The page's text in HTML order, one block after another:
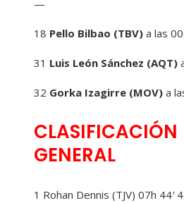
—
18 Pello Bilbao (TBV) a las
31 Luis León Sánchez (AQT)
32 Gorka Izagirre (MOV) a
CLASIFICACIÓN
GENERAL
1 Rohan Dennis (TJV) 07h 44′